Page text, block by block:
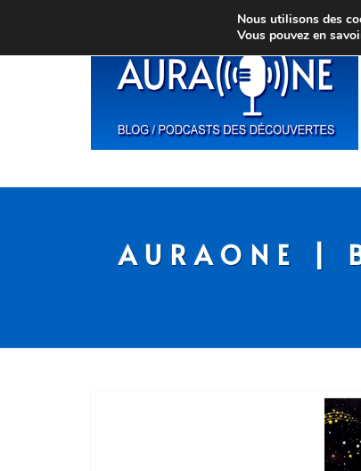
AURAONE |
Nous utilisons des
Vous pouvez en